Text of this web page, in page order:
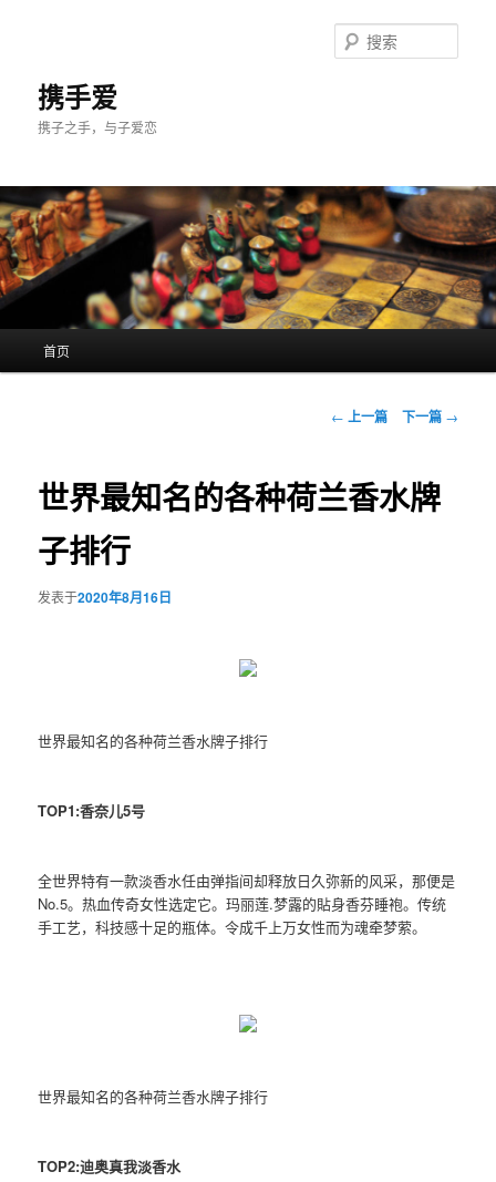
携手爱
携子之手，与子爱恋
索
首页
文
航
← 上一篇 下一篇 →
世界最知名的各种荷兰香水牌
子排行
发表于2020年8月16日
世界最知名的各种荷兰香水牌子排行
TOP1:香奈儿5号
全世界特有一款淡香水任由弹指间却释放日久弥新的风采，那便是
No.5。热血传奇女性选定它。玛丽莲.梦露的貼身香芬睡袍。传统
手工艺，科技感十足的瓶体。令成千上万女性而为魂牵梦萦。
世界最知名的各种荷兰香水牌子排行
TOP2:迪奥真我淡香水